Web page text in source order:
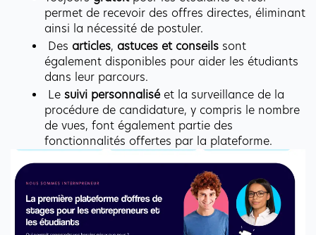
permet de recevoir des offres directes, éliminant
ainsi la nécessité de postuler.
Des articles, astuces et conseils sont
également disponibles pour aider les étudiants
dans leur parcours.
Le suivi personnalisé et la surveillance de la
procédure de candidature, y compris le nombre
de vues, font également partie des
fonctionnalités offertes par la plateforme.